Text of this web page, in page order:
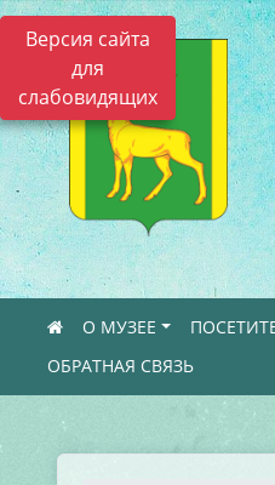
Версия сайта
для
слабовидящих
О МУЗЕЕ
ОБРАТНАЯ СВЯЗЬ